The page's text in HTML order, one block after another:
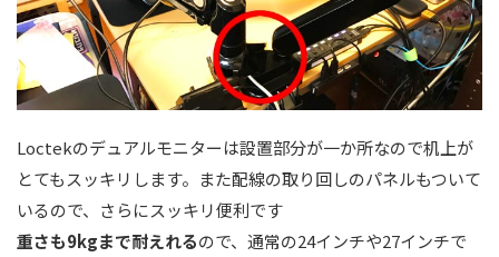
Loctekのデュアルモニターは設置部分が一か所なので机上が
とてもスッキリします。また配線の取り回しのパネルもついて
いるので、さらにスッキリ便利です
重さも9kgまで耐えれるので、通常の24インチや27インチで